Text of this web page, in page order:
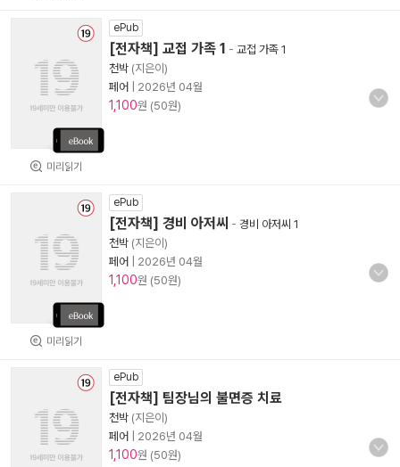
미리읽기
ePub
[전자책] 교접 가족 1 - 교접 가족 1
천박 (지은이)
페어
2026년 04월
1,100원 (50원)
미리읽기
ePub
[전자책] 경비 아저씨 - 경비 아저씨 1
천박 (지은이)
페어
2026년 04월
1,100원 (50원)
ePub
[전자책] 팀장님의 불면증 치료
천박 (지은이)
페어
2026년 04월
1,100원 (50원)